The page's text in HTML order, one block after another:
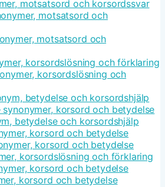
motsatsord och korsordssvar
motsatsord och
motsatsord och
korsordslösning och förklaring
korsordslösning och
betydelse och korsordshjälp
synonymer, korsord och betydelse
betydelse och korsordshjälp
korsord och betydelse
korsord och betydelse
korsordslösning och förklaring
korsord och betydelse
korsord och betydelse